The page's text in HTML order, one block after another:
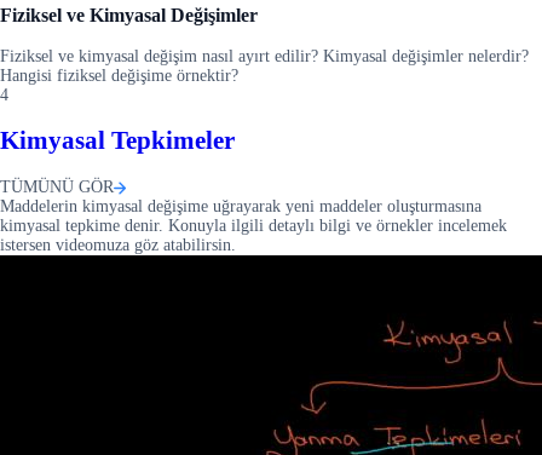
Fiziksel ve Kimyasal Değişimler
Fiziksel ve kimyasal değişim nasıl ayırt edilir? Kimyasal değişimler nelerdir?
Hangisi fiziksel değişime örnektir?
4
Kimyasal Tepkimeler
TÜMÜNÜ GÖR
Maddelerin kimyasal değişime uğrayarak yeni maddeler oluşturmasına
kimyasal tepkime denir. Konuyla ilgili detaylı bilgi ve örnekler incelemek
istersen videomuza göz atabilirsin.